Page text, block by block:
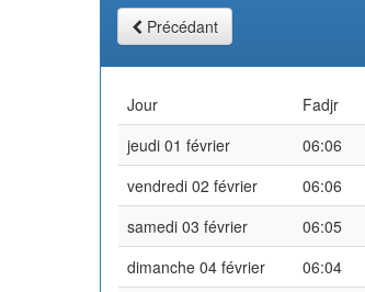
Précédant
Jour Fadjr
jeudi 01 février
06:06
vendredi 02 février
06:06
samedi 03 février
06:05
dimanche 04 février
06:04